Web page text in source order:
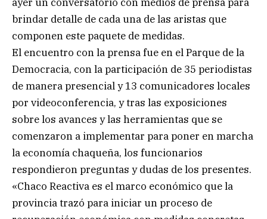
brindar detalle de cada una de las aristas que
componen este paquete de medidas.
El encuentro con la prensa fue en el Parque de la
Democracia, con la participación de 35 periodistas
de manera presencial y 13 comunicadores locales
por videoconferencia, y tras las exposiciones
sobre los avances y las herramientas que se
comenzaron a implementar para poner en marcha
la economía chaqueña, los funcionarios
respondieron preguntas y dudas de los presentes.
«Chaco Reactiva es el marco económico que la
provincia trazó para iniciar un proceso de